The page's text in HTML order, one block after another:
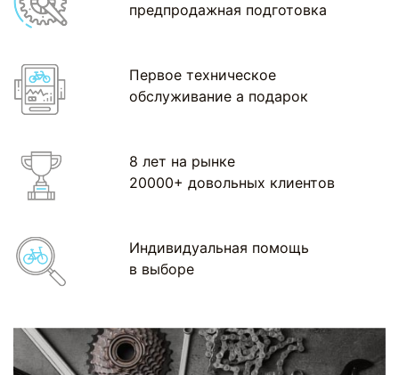
предпродажная подготовка
Первое техническое
обслуживание а подарок
8 лет на рынке
20000+ довольных клиентов
Индивидуальная помощь
в выборе